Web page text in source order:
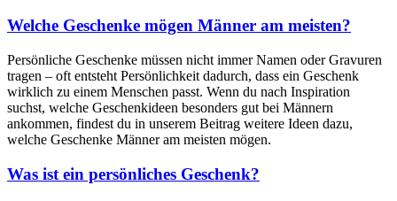
Welche Geschenke mögen Männer am meisten?
Persönliche Geschenke müssen nicht immer Namen oder Gravuren
tragen – oft entsteht Persönlichkeit dadurch, dass ein Geschenk
wirklich zu einem Menschen passt. Wenn du nach Inspiration
suchst, welche Geschenkideen besonders gut bei Männern
ankommen, findest du in unserem Beitrag weitere Ideen dazu,
welche Geschenke Männer am meisten mögen.
Was ist ein persönliches Geschenk?